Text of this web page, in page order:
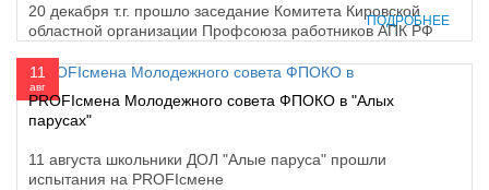
20 декабря т.г. прошло заседание Комитета Кировской
областной организации Профсоюза работников АПК РФ
ПОДРОБНЕЕ
11
авг
PROFIсмена Молодежного совета ФПОКО в "Алых
парусах"
11 августа школьники ДОЛ "Алые паруса" прошли
испытания на PROFIсмене